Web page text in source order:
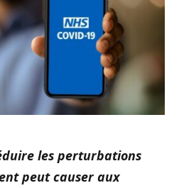
les perturbations
peut causer aux